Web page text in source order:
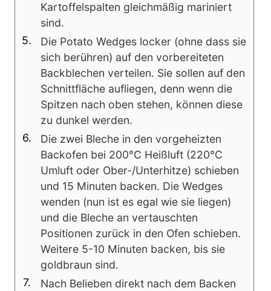
Kartoffelspalten gleichmäßig mariniert
sind.
Die Potato Wedges locker (ohne dass sie
sich berühren) auf den vorbereiteten
Backblechen verteilen. Sie sollen auf den
Schnittfläche aufliegen, denn wenn die
Spitzen nach oben stehen, können diese
zu dunkel werden.
Die zwei Bleche in den vorgeheizten
Backofen bei 200°C Heißluft (220°C
Umluft oder Ober-/Unterhitze) schieben
und 15 Minuten backen. Die Wedges
wenden (nun ist es egal wie sie liegen)
und die Bleche an vertauschten
Positionen zurück in den Ofen schieben.
Weitere 5-10 Minuten backen, bis sie
goldbraun sind.
Nach Belieben direkt nach dem Backen